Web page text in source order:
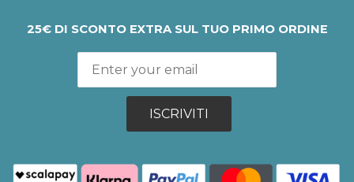
25€ DI SCONTO EXTRA SUL TUO PRIMO ORDINE
ISCRIVITI